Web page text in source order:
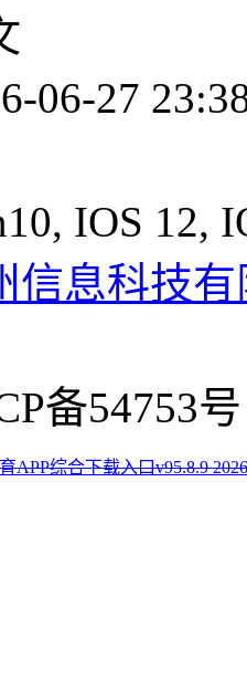
06-27
IOS 12,
信息科技
备54753号
APP综合下载入口v95.8.9 2026